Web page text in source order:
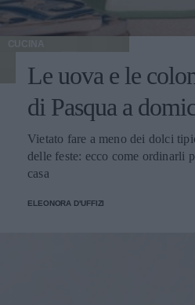
CUCINA
Le uova e le
di Pasqua a
Vietato fare a meno dei dolci
delle feste: ecco come ordinarli
casa
ELEONORA D'UFFIZI